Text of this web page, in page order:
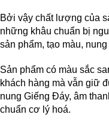
Bởi vậy chất lượng của
những khâu chuẩn bị
sản phẩm, tạo màu,
Sản phẩm có màu sắc
khách hàng mà vẫn giữ
nung Giếng Đáy, âm
chuẩn cơ lý hoá.